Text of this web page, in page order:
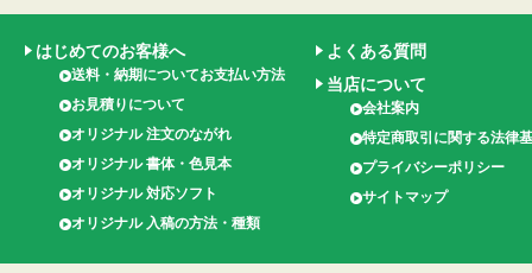
はじめてのお客様へ
送料・納期についてお支払い方法
お見積りについて
オリジナル 注文のながれ
オリジナル 書体・色見本
オリジナル 対応ソフト
オリジナル 入稿の方法・種類
よくある質問
当店について
会社案内
特定商取引に関する法律
プライバシーポリシー
サイトマップ